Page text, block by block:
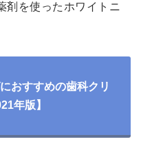
剤を使ったホワイトニ
おすすめの歯科クリ
年版】